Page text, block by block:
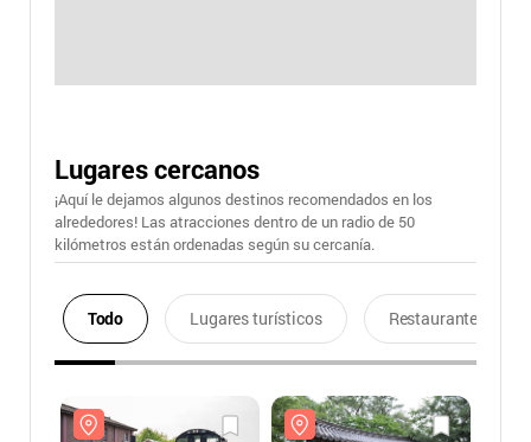
Lugares cercanos
¡Aquí le dejamos algunos destinos recomendados en los
alrededores! Las atracciones dentro de un radio de 50
kilómetros están ordenadas según su cercanía.
Todo Lugares turísticos Restaurantes